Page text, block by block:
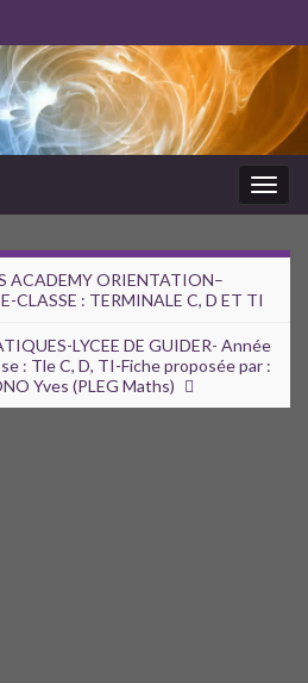
ACADEMY ORIENTATION–
CLASSE : TERMINALE C, D ET TI
LYCEE DE GUIDER- Année
: Tle C, D, TI-Fiche proposée par :
Yves (PLEG Maths)